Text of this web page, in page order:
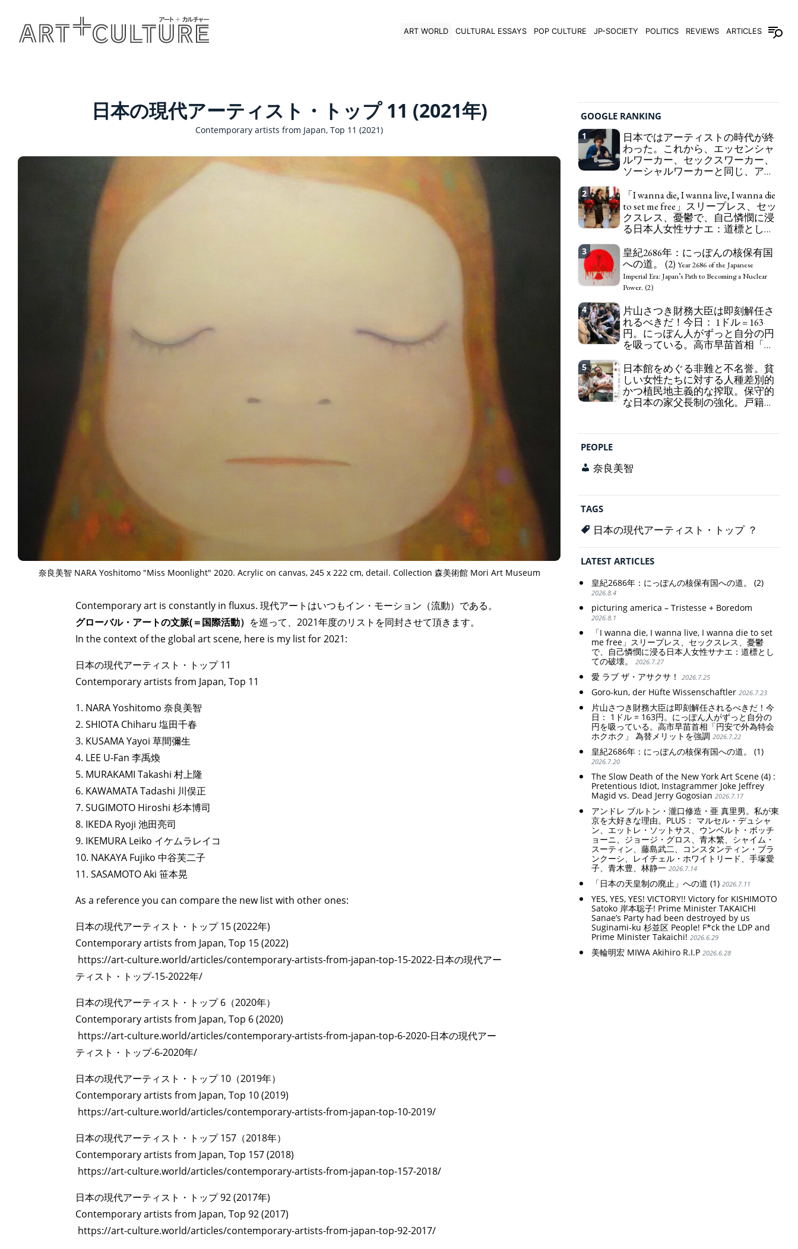
ART WORLD CULTURAL ESSAYS POP CULTURE JP-SOCIETY POLITICS REVIEWS ARTICLES
日本の現代アーティスト・トップ 11 (2021年)
Contemporary artists from Japan, Top 11 (2021)
奈良美智 NARA Yoshitomo "Miss Moonlight" 2020. Acrylic on canvas, 245 x 222 cm, detail. Collection 森美術館 Mori Art Museum
Contemporary art is constantly in fluxus. 現代アートはいつもイン・モーション（流動）である。
グローバル・アートの文脈(＝国際活動） を巡って、2021年度のリストを同封させて頂きます。
In the context of the global art scene, here is my list for 2021:
日本の現代アーティスト・トップ 11
Contemporary artists from Japan, Top 11
1. NARA Yoshitomo 奈良美智
2. SHIOTA Chiharu 塩田千春
3. KUSAMA Yayoi 草間彌生
4. LEE U-Fan 李禹煥
5. MURAKAMI Takashi 村上隆
6. KAWAMATA Tadashi 川俣正
7. SUGIMOTO Hiroshi 杉本博司
8. IKEDA Ryoji 池田亮司
9. IKEMURA Leiko イケムラレイコ
10. NAKAYA Fujiko 中谷芙二子
11. SASAMOTO Aki 笹本晃
As a reference you can compare the new list with other ones:
日本の現代アーティスト・トップ 15 (2022年)
Contemporary artists from Japan, Top 15 (2022)
https://art-culture.world/articles/contemporary-artists-from-japan-top-15-2022-日本の現代アー
ティスト・トップ-15-2022年/
日本の現代アーティスト・トップ 6（2020年）
Contemporary artists from Japan, Top 6 (2020)
https://art-culture.world/articles/contemporary-artists-from-japan-top-6-2020-日本の現代アー
ティスト・トップ-6-2020年/
日本の現代アーティスト・トップ 10（2019年）
Contemporary artists from Japan, Top 10 (2019)
https://art-culture.world/articles/contemporary-artists-from-japan-top-10-2019/
日本の現代アーティスト・トップ 157（2018年）
Contemporary artists from Japan, Top 157 (2018)
https://art-culture.world/articles/contemporary-artists-from-japan-top-157-2018/
日本の現代アーティスト・トップ 92 (2017年)
Contemporary artists from Japan, Top 92 (2017)
https://art-culture.world/articles/contemporary-artists-from-japan-top-92-2017/
GOOGLE RANKING
1
日本ではアーティストの時代が終
わった。これから、エッセンシャ
ルワーカー、セックスワーカー、
ソーシャルワーカーと同じ、アー
in Japan the word "artist" into the word "Art
Worker" (similar to "Essential Worker", "Sex Worker"
or "Social Worker")
2
「I wanna die, I wanna live, I wanna die
to set me free」スリープレス、セッ
クスレス、憂鬱で、自己憐憫に浸
る日本人女性サナエ：道標として
die to set me free" - Sanae, a Japanese woman who
is sleepless, sexless, depressive and wallowing in
self-pity: destruction as a guidepost.
3
皇紀2686年：にっぽんの核保有国
への道。 (2) Year 2686 of the Japanese
Imperial Era: Japan’s Path to Becoming a Nuclear
Power. (2)
4
片山さつき財務大臣は即刻解任さ
れるべきだ！今日： 1ドル = 163
円。にっぽん人がずっと自分の円
を吸っている。高市早苗首相「円
ットを強調 Finance Minister KATAYAMA
Satsuki should be fired immediately! Today: 1 US$ =
163 Yen. The Japanese Have Long Been Draining
Their Own Yen. Prime Minister TAKAICHI
5
日本館をめぐる非難と不名誉。貧
しい女性たちに対する人種差別的
かつ植民地主義的な搾取。保守的
な日本の家父長制の強化。戸籍制
registration system. Reinforcement of
PEOPLE
奈良美智
TAGS
日本の現代アーティスト・トップ ？
LATEST ARTICLES
皇紀2686年：にっぽんの核保有国への道。 (2)
2026.8.4
picturing america – Tristesse + Boredom
2026.8.1
「I wanna die, I wanna live, I wanna die to set
me free」スリープレス、セックスレス、憂鬱
で、自己憐憫に浸る日本人女性サナエ：道標とし
ての破壊。
2026.7.27
愛 ラブ ザ・アサクサ！ 2026.7.25
Goro-kun, der Hüfte Wissenschaftler 2026.7.23
片山さつき財務大臣は即刻解任されるべきだ！今
日： 1ドル = 163円。にっぽん人がずっと自分の
円を吸っている。高市早苗首相「円安で外為特会
ホクホク」 為替メリットを強調 2026.7.22
皇紀2686年：にっぽんの核保有国への道。 (1)
2026.7.20
The Slow Death of the New York Art Scene (4) :
Pretentious Idiot, Instagrammer Joke Jeffrey
Magid vs. Dead Jerry Gogosian 2026.7.17
アンドレ ブルトン・瀧口修造・亜 真里男。私が東
京を大好きな理由。PLUS： マルセル・デュシャ
ン、エットレ・ソットサス、ウンベルト・ボッチ
ョーニ、ジョージ・グロス、青木繁、シャイム・
スーティン、藤島武二、コンスタンティン・ブラ
ンクーシ、レイチェル・ホワイトリード、手塚愛
子、青木豊、林静一 2026.7.14
「日本の天皇制の廃止」への道 (1) 2026.7.11
YES, YES, YES! VICTORY!! Victory for KISHIMOTO
Satoko 岸本聡子! Prime Minister TAKAICHI
Sanae’s Party had been destroyed by us
Suginami-ku 杉並区 People! F*ck the LDP and
Prime Minister Takaichi! 2026.6.29
美輪明宏 MIWA Akihiro R.I.P 2026.6.28